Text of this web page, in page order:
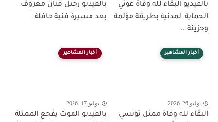
بالفيديو البقاء لله وفاة عوني
الحماية المدنية بطريقة مؤلمة
وحزينة...
بالفيديو رحيل فنان معروف
بعد مسيرة فنية حافلة
أخبار المشاهير
يوليو 26, 2026
البقاء لله وفاة ممثل تونسي
أخبار المشاهير
يوليو 17, 2026
بالفيديو الموت يفجع الممثلة